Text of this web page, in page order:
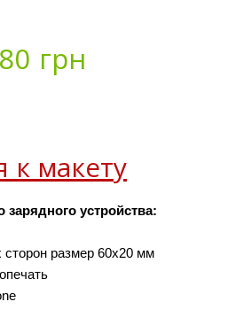
грн
к макету
сторон размер 60х20 мм